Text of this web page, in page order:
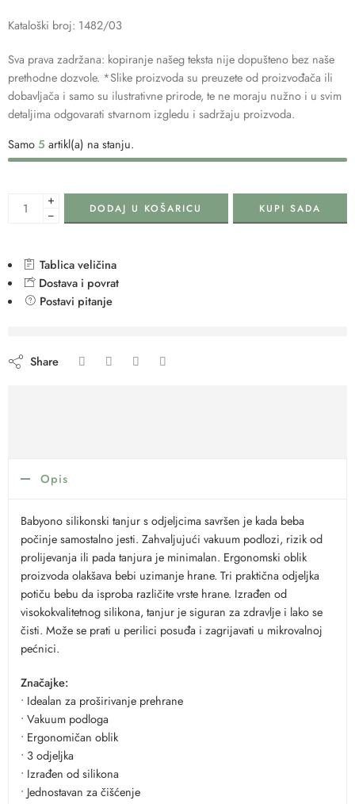
Kataloški broj: 1482/03
Sva prava zadržana: kopiranje našeg teksta nije dopušteno bez naše
prethodne dozvole. *Slike proizvoda su preuzete od proizvođača ili
dobavljača i samo su ilustrativne prirode, te ne moraju nužno i u svim
detaljima odgovarati stvarnom izgledu i sadržaju proizvoda.
Samo5 artikl(a) na stanju.
+
−
DODAJ U KOŠARICU KUPI SADA
Tablica veličina
Dostava i povrat
Postavi pitanje
Share
Opis
Babyono silikonski tanjur s odjeljcima savršen je kada beba
počinje samostalno jesti. Zahvaljujući vakuum podlozi, rizik od
prolijevanja ili pada tanjura je minimalan. Ergonomski oblik
proizvoda olakšava bebi uzimanje hrane. Tri praktična odjeljka
potiču bebu da isproba različite vrste hrane. Izrađen od
visokokvalitetnog silikona, tanjur je siguran za zdravlje i lako se
čisti. Može se prati u perilici posuđa i zagrijavati u mikrovalnoj
pećnici.
Značajke:
• Idealan za proširivanje prehrane
• Vakuum podloga
• Ergonomičan oblik
• 3 odjeljka
• Izrađen od silikona
• Jednostavan za čišćenje